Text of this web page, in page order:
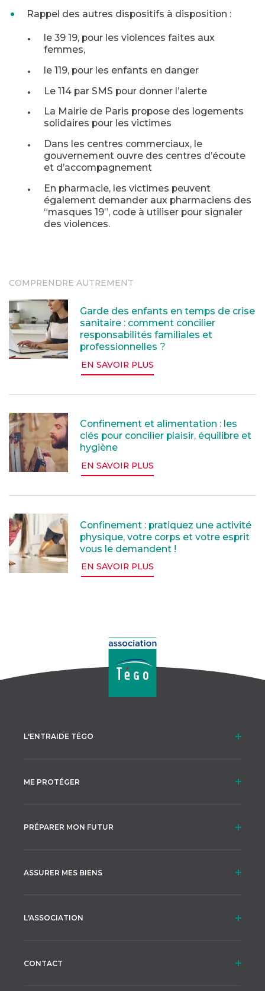
Rappel des autres dispositifs à disposition :
le 39 19, pour les violences faites aux
femmes,
le 119, pour les enfants en danger
Le 114 par SMS pour donner l’alerte
La Mairie de Paris propose des logements
solidaires pour les victimes
Dans les centres commerciaux, le
gouvernement ouvre des centres d’écoute
et d’accompagnement
En pharmacie, les victimes peuvent
également demander aux pharmaciens des
“masques 19”, code à utiliser pour signaler
des violences.
COMPRENDRE AUTREMENT
Garde des enfants en temps de crise sanitaire :
Garde des enfants en temps de crise
sanitaire : comment concilier
responsabilités familiales et
professionnelles ?
EN SAVOIR PLUS
Confinement et alimentation : les clés pour
Confinement et alimentation : les
clés pour concilier plaisir, équilibre et
hygiène
EN SAVOIR PLUS
Confinement : pratiquez une activité physique,
Confinement : pratiquez une activité
physique, votre corps et votre esprit
vous le demandent !
EN SAVOIR PLUS
L'ENTRAIDE TÉGO
ME PROTÉGER
PRÉPARER MON FUTUR
ASSURER MES BIENS
L'ASSOCIATION
CONTACT